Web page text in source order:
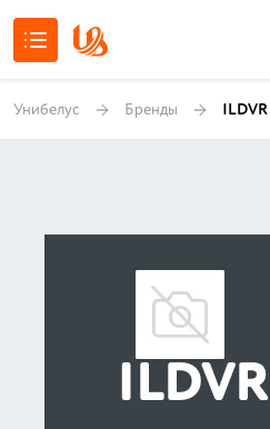
Унибелус Бренды ILDVR
ILDVR